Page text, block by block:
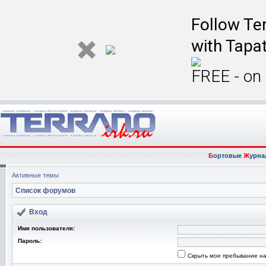
Follow
with
FREE -
БортовыеЖ
Активные темы
Список форумов
Вход
Имя пользователя:
Пароль:
Скрыть мое пребывание